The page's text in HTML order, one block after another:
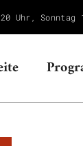
Uhr, Sonntag